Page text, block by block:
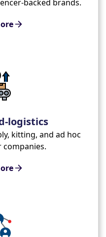
backed brands.
logistics
kitting, and ad hoc